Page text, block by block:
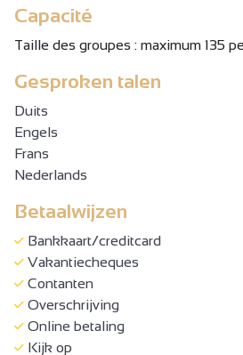
Capacité
Taille des groupes : maximum 135
Gesproken talen
Duits
Engels
Frans
Nederlands
Betaalwijzen
Bankkaart/creditcard
Vakantiecheques
Contanten
Overschrijving
Online betaling
Kijk op